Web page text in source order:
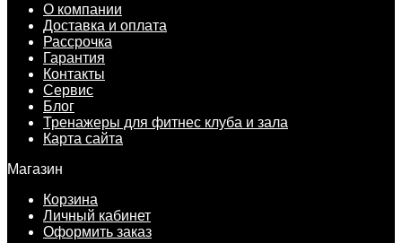
О компании
Доставка и оплата
Рассрочка
Гарантия
Контакты
Сервис
Блог
Тренажеры для фитнес клуба и зала
Карта сайта
Магазин
Корзина
Личный кабинет
Оформить заказ